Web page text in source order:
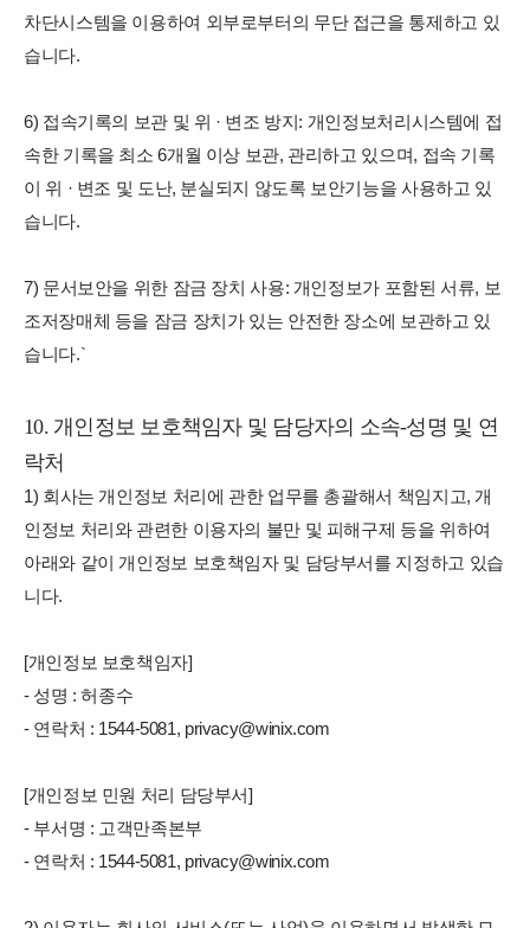
차단시스템을 이용하여 외부로부터의 무단 접근을 통제하고 있
습니다.
6) 접속기록의 보관 및 위 · 변조 방지: 개인정보처리시스템에 접
속한 기록을 최소 6개월 이상 보관, 관리하고 있으며, 접속 기록
이 위 · 변조 및 도난, 분실되지 않도록 보안기능을 사용하고 있
습니다.
7) 문서보안을 위한 잠금 장치 사용: 개인정보가 포함된 서류, 보
조저장매체 등을 잠금 장치가 있는 안전한 장소에 보관하고 있
습니다.`
10. 개인정보 보호책임자 및 담당자의 소속-성명 및 연
락처
1) 회사는 개인정보 처리에 관한 업무를 총괄해서 책임지고, 개
인정보 처리와 관련한 이용자의 불만 및 피해구제 등을 위하여
아래와 같이 개인정보 보호책임자 및 담당부서를 지정하고 있습
니다.
[개인정보 보호책임자]
- 성명 : 허종수
- 연락처 : 1544-5081, privacy@winix.com
[개인정보 민원 처리 담당부서]
- 부서명 : 고객만족본부
- 연락처 : 1544-5081, privacy@winix.com